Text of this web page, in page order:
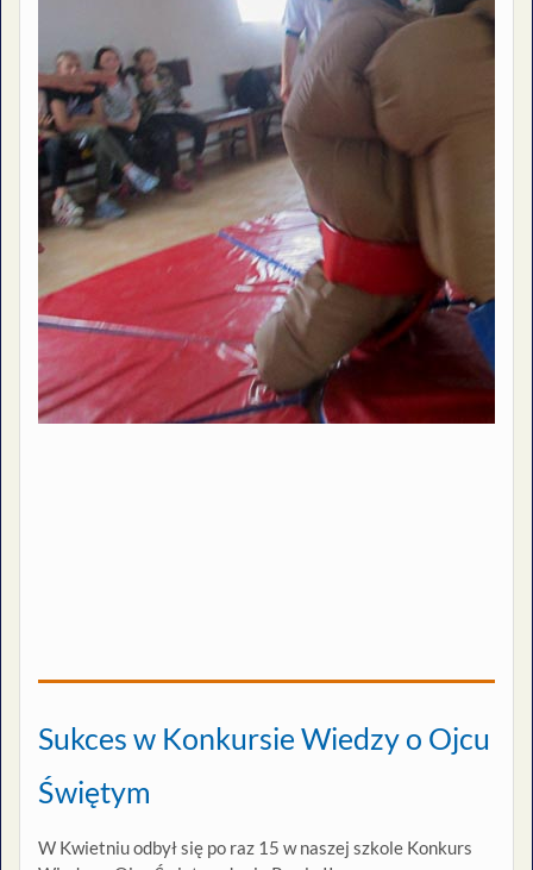
Sukces w Konkursie Wiedzy o Ojcu
Świętym
W Kwietniu odbył się po raz 15 w naszej szkole Konkurs